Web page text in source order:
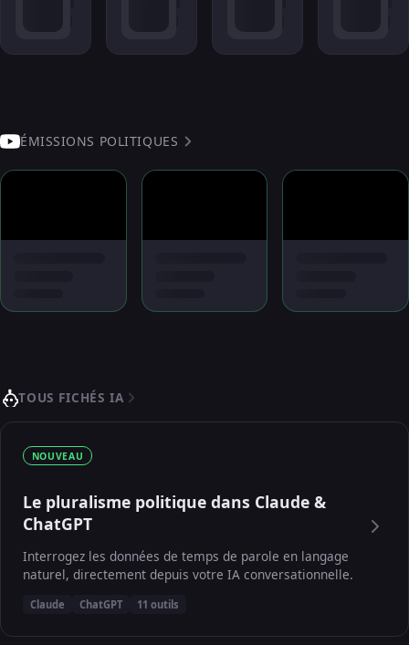
ÉMISSIONS POLITIQUES
TOUS FICHÉS IA
NOUVEAU
Le pluralisme politique dans Claude &
ChatGPT
Interrogez les données de temps de parole en langage
naturel, directement depuis votre IA conversationnelle.
Claude ChatGPT 11 outils